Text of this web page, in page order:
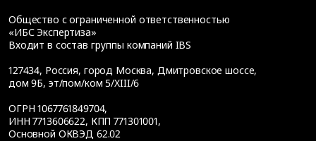
Общество с ограниченной ответственностью
«ИБС Экспертиза»
Входит в состав группы компаний IBS
127434, Россия, город Москва, Дмитровское шоссе,
дом 9Б, эт/пом/ком 5/XIII/6
ОГРН 1067761849704,
ИНН 7713606622, КПП 771301001,
Основной ОКВЭД 62.02